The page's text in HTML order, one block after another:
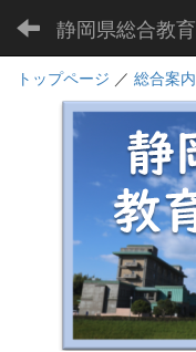
トップページ ／ 総合案内